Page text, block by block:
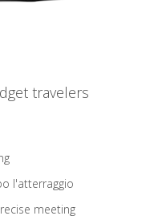
travelers
l'atterraggio
meeting